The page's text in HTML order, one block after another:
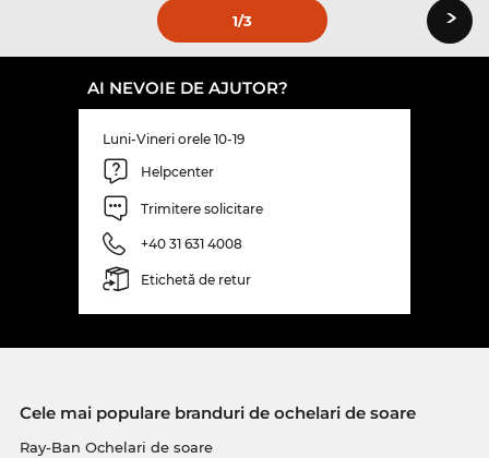
1/3 ›
AI NEVOIE DE AJUTOR?
Luni-Vineri orele 10-19
Helpcenter
Trimitere solicitare
+40 31 631 4008
Etichetă de retur
Cele mai populare branduri de ochelari de soare
Ray-Ban Ochelari de soare